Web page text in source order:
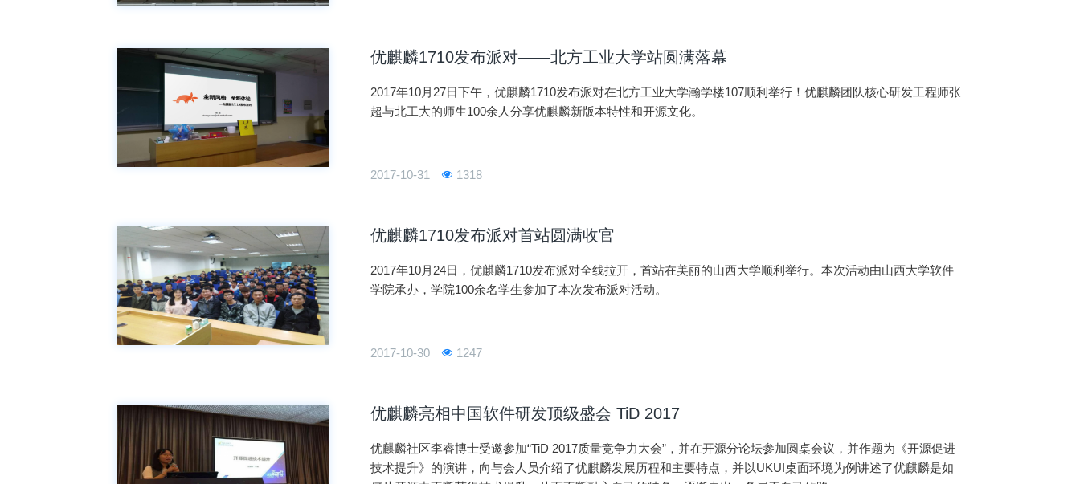
优麒麟1710发布派对——北方工业大学站圆满落幕
2017年10月27日下午，优麒麟1710发布派对在北方工业大学瀚学楼107顺利举行！优麒麟团队核心研发工程师张
超与北工大的师生100余人分享优麒麟新版本特性和开源文化。
2017-10-31 1318
优麒麟1710发布派对首站圆满收官
2017年10月24日，优麒麟1710发布派对全线拉开，首站在美丽的山西大学顺利举行。本次活动由山西大学软件
学院承办，学院100余名学生参加了本次发布派对活动。
2017-10-30 1247
优麒麟亮相中国软件研发顶级盛会 TiD 2017
优麒麟社区李睿博士受邀参加“TiD 2017质量竞争力大会”，并在开源分论坛参加圆桌会议，并作题为《开源促进
技术提升》的演讲，向与会人员介绍了优麒麟发展历程和主要特点，并以UKUI桌面环境为例讲述了优麒麟是如